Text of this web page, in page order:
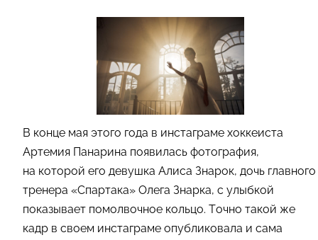
В конце мая этого года в инстаграме хоккеиста
Артемия Панарина появилась фотография,
на которой его девушка Алиса Знарок, дочь главного
тренера «Спартака» Олега Знарка, с улыбкой
показывает помолвочное кольцо. Точно такой же
кадр в своем инстаграме опубликовала и сама